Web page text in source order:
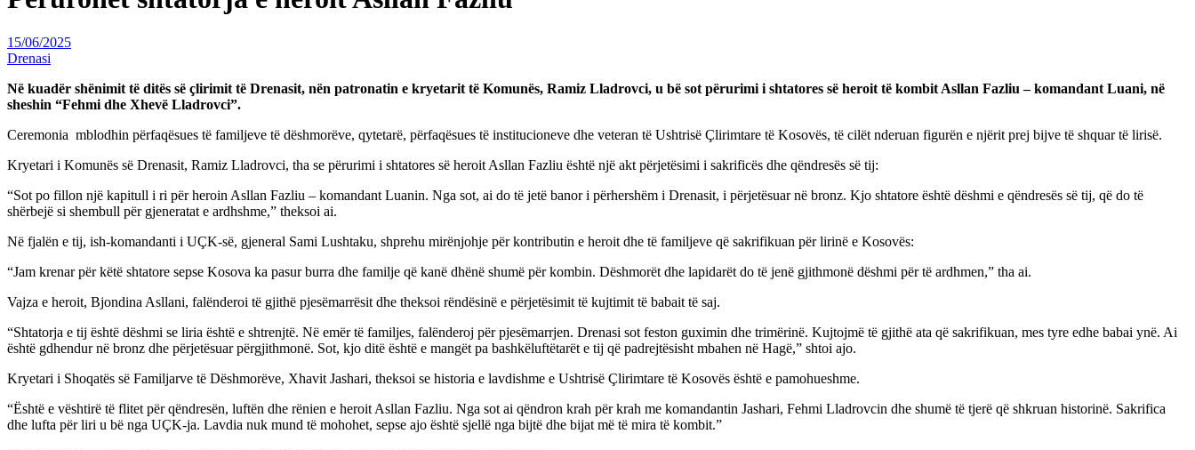
15/06/2025
Drenasi
Në kuadër shënimit të ditës së çlirimit të Drenasit, nën patronatin e kryetarit të Komunës, Ramiz Lladrovci, u bë sot përurimi i shtatores së heroit të kombit Asllan Fazliu – komandant Luani, në
sheshin “Fehmi dhe Xhevë Lladrovci”.
Ceremonia mblodhin përfaqësues të familjeve të dëshmorëve, qytetarë, përfaqësues të institucioneve dhe veteran të Ushtrisë Çlirimtare të Kosovës, të cilët nderuan figurën e njërit prej bijve të shquar të lirisë.
Kryetari i Komunës së Drenasit, Ramiz Lladrovci, tha se përurimi i shtatores së heroit Asllan Fazliu është një akt përjetësimi i sakrificës dhe qëndresës së tij:
“Sot po fillon një kapitull i ri për heroin Asllan Fazliu – komandant Luanin. Nga sot, ai do të jetë banor i përhershëm i Drenasit, i përjetësuar në bronz. Kjo shtatore është dëshmi e qëndresës së tij, që do të
shërbejë si shembull për gjeneratat e ardhshme,” theksoi ai.
Në fjalën e tij, ish-komandanti i UÇK-së, gjeneral Sami Lushtaku, shprehu mirënjohje për kontributin e heroit dhe të familjeve që sakrifikuan për lirinë e Kosovës:
“Jam krenar për këtë shtatore sepse Kosova ka pasur burra dhe familje që kanë dhënë shumë për kombin. Dëshmorët dhe lapidarët do të jenë gjithmonë dëshmi për të ardhmen,” tha ai.
Vajza e heroit, Bjondina Asllani, falënderoi të gjithë pjesëmarrësit dhe theksoi rëndësinë e përjetësimit të kujtimit të babait të saj.
“Shtatorja e tij është dëshmi se liria është e shtrenjtë. Në emër të familjes, falënderoj për pjesëmarrjen. Drenasi sot feston guximin dhe trimërinë. Kujtojmë të gjithë ata që sakrifikuan, mes tyre edhe babai ynë. Ai
është gdhendur në bronz dhe përjetësuar përgjithmonë. Sot, kjo ditë është e mangët pa bashkëluftëtarët e tij që padrejtësisht mbahen në Hagë,” shtoi ajo.
Kryetari i Shoqatës së Familjarve të Dëshmorëve, Xhavit Jashari, theksoi se historia e lavdishme e Ushtrisë Çlirimtare të Kosovës është e pamohueshme.
“Është e vështirë të flitet për qëndresën, luftën dhe rënien e heroit Asllan Fazliu. Nga sot ai qëndron krah për krah me komandantin Jashari, Fehmi Lladrovcin dhe shumë të tjerë që shkruan historinë. Sakrifica
dhe lufta për liri u bë nga UÇK-ja. Lavdia nuk mund të mohohet, sepse ajo është sjellë nga bijtë dhe bijat më të mira të kombit.”